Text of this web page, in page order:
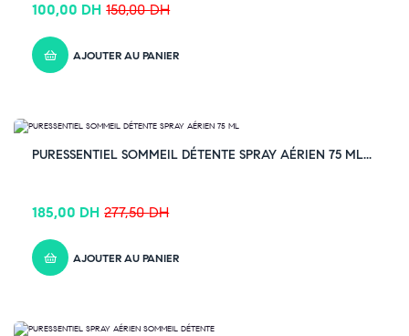
150,00DH
100,00 DH
AJOUTER AU PANIER
PURESSENTIEL SOMMEIL DÉTENTE SPRAY AÉRIEN 75 ML...
277,50DH
185,00 DH
AJOUTER AU PANIER